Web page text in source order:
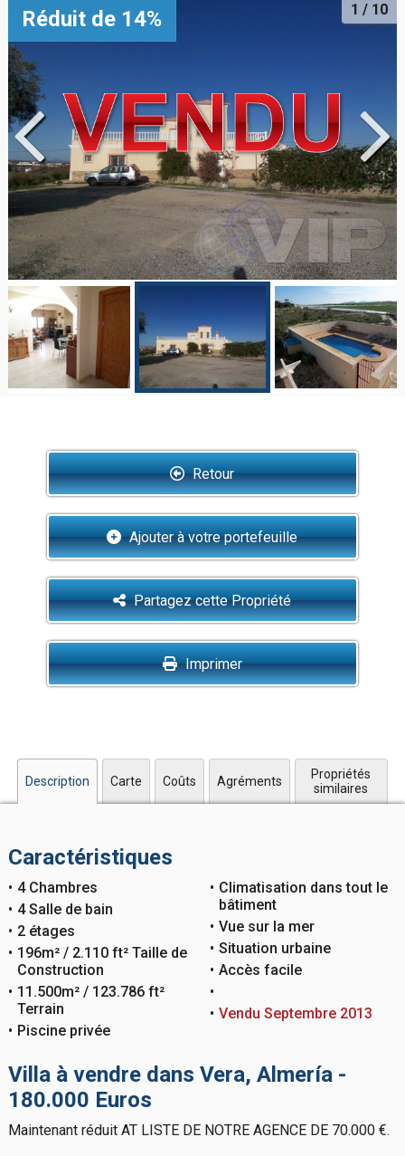
Réduit de 14% 1 / 10
Retour
Ajouter à votre portefeuille
Partagez cette Propriété
Imprimer
Description Carte Coûts Agréments
Propriétés
similaires
Caractéristiques
4 Chambres
4 Salle de bain
2 étages
196m² / 2.110 ft² Taille de
Construction
11.500m² / 123.786 ft²
Terrain
Piscine privée
Climatisation dans tout le
bâtiment
Vue sur la mer
Situation urbaine
Accès facile
Vendu Septembre 2013
Villa à vendre dans Vera, Almería -
180.000 Euros
Maintenant réduit AT LISTE DE NOTRE AGENCE DE 70.000 €.